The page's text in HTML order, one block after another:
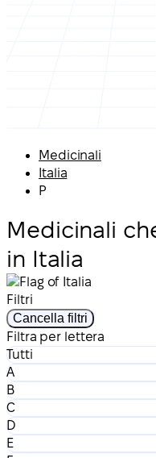
Medicinali
Italia
P
Medicinali
in Italia
Filtri
Cancella filtri
Filtra per lettera
Tutti
A
B
C
D
E